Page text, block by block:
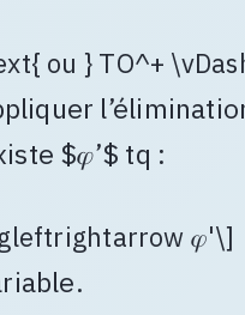
ou } TO^+
$𝜑’$ tq :
𝜑'\]